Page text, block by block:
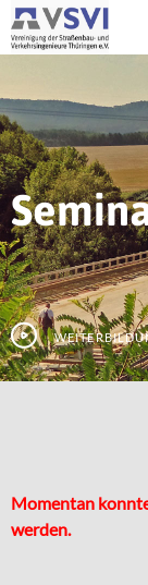
Momentan
werden.